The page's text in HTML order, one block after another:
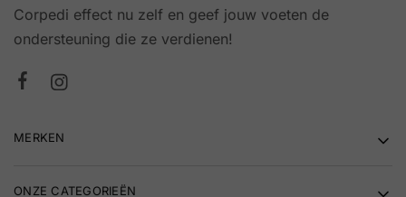
Corpedi effect nu zelf en geef jouw voeten de
ondersteuning die ze verdienen!
MERKEN
ONZE CATEGORIEËN